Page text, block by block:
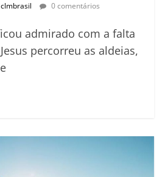
clmbrasil 0 comentários
admirado com a falta
percorreu as aldeias,